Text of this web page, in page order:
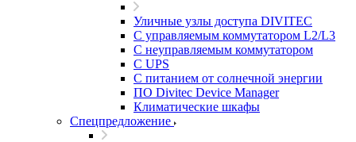
Уличные узлы доступа DIVITEC
С управляемым коммутатором L2/L3
С неуправляемым коммутатором
С UPS
С питанием от солнечной энергии
ПО Divitec Device Manager
Климатические шкафы
Спецпредложение